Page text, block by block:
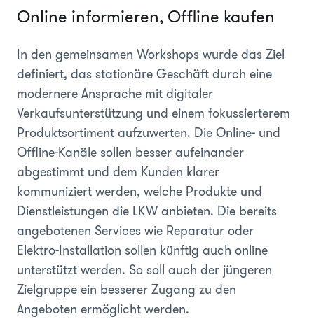
Online informieren, Offline kaufen
In den gemeinsamen Workshops wurde das Ziel
definiert, das stationäre Geschäft durch eine
modernere Ansprache mit digitaler
Verkaufsunterstützung und einem fokussierterem
Produktsortiment aufzuwerten. Die Online- und
Offline-Kanäle sollen besser aufeinander
abgestimmt und dem Kunden klarer
kommuniziert werden, welche Produkte und
Dienstleistungen die LKW anbieten. Die bereits
angebotenen Services wie Reparatur oder
Elektro-Installation sollen künftig auch online
unterstützt werden. So soll auch der jüngeren
Zielgruppe ein besserer Zugang zu den
Angeboten ermöglicht werden.